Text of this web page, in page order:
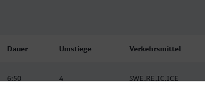
Dauer Umstiege Verkehrsmittel
6:50 4 SWE,RE,IC,ICE